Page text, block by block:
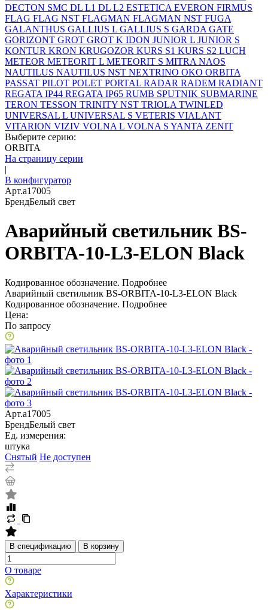
DECTON SMC DL L1 DL L2 ESTETICA EVERON FIRMUS
FLAG FLAG NST FLAGMAN FLAGMAN NST FUGA
GALANTHUS GALLIUS L GALLIUS S GARDA GATE
GORIZONT GROT GROT K IDON JUNIOR L JUNIOR S
KONTUR KRON KRUGOZOR KURS S1 KURS S2 LUCH
METEOR METEORIT L METEORIT S MITRA NAOS
NAUTILUS NAUTILUS NST NEXTRINO OKO ORBITA
PASSAT PILOT POLET PORTAL RADAR RADEM RADIANT
REGATA IP44 REGATA IP65 RUMB SPUTNIK SUBMARINE
TERON TESSON TRINITY NST TRIOLA TWINLED
UNIVERSAL L UNIVERSAL S VETERIS VIALANT
VITARION VIZIV VOLNA L VOLNA S YANTA ZENIT
Выберите серию:
ORBITA
На страницу серии
|
В конфигуратор
Арт.a17005
БрендБелый свет
Аварийный светильник BS-
ORBITA-10-L3-ELON Black
Кодированное обозначение. Подробнее
Аварийный светильник BS-ORBITA-10-L3-ELON Black
Кодированное обозначение. Подробнее
Цена:
По запросу
Арт.a17005
БрендБелый свет
Ед. измерения:
штука
Снятый Не доступен
В спецификацию В корзину
О товаре
Характеристики